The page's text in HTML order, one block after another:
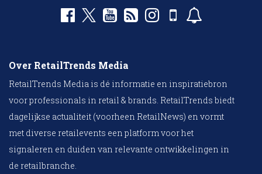
Over RetailTrends Media
RetailTrends Media is dé informatie en inspiratiebron
voor professionals in retail & brands. RetailTrends biedt
dagelijkse actualiteit (voorheen RetailNews) en vormt
met diverse retailevents een platform voor het
signaleren en duiden van relevante ontwikkelingen in
de retailbranche.